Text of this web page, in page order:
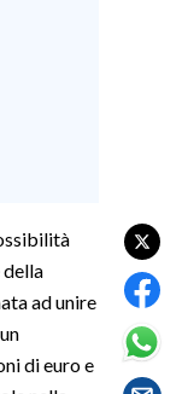
della
ad unire
di euro e